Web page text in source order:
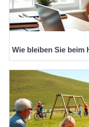
Wie bleiben Sie beim